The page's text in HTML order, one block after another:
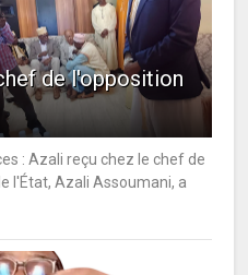
de l'opposition
: Azali reçu chez le chef de
l'État, Azali Assoumani, a